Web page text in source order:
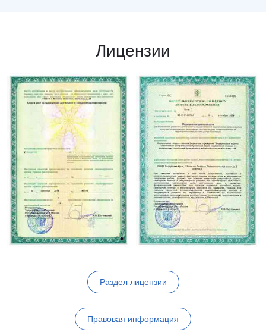
Лицензии
Раздел лицензии
Правовая информация